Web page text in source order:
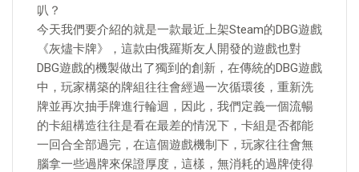
叭？
今天我們要介紹的就是一款最近上架Steam的DBG遊戲
《灰燼卡牌》，這款由俄羅斯友人開發的遊戲也對
DBG遊戲的機製做出了獨到的創新，在傳統的DBG遊戲
中，玩家構築的牌組往往會經過一次循環後，重新洗
牌並再次抽手牌進行輪迴，因此，我們定義一個流暢
的卡組構造往往是看在最差的情況下，卡組是否都能
一回合全部過完，在這個遊戲機制下，玩家往往會無
腦拿一些過牌來保證厚度，這樣，無消耗的過牌使得